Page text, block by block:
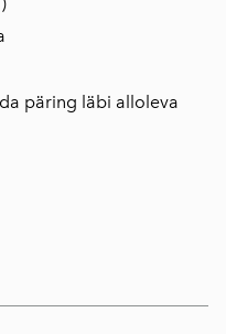
päring läbi alloleva